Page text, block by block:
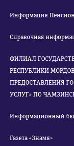
Информация
Справочная
ФИЛИАЛ
РЕСПУБЛИКИ
ПРЕДОСТАВЛЕНИЯ
УСЛУГ» ПО
Информационный
Газета «Знамя»